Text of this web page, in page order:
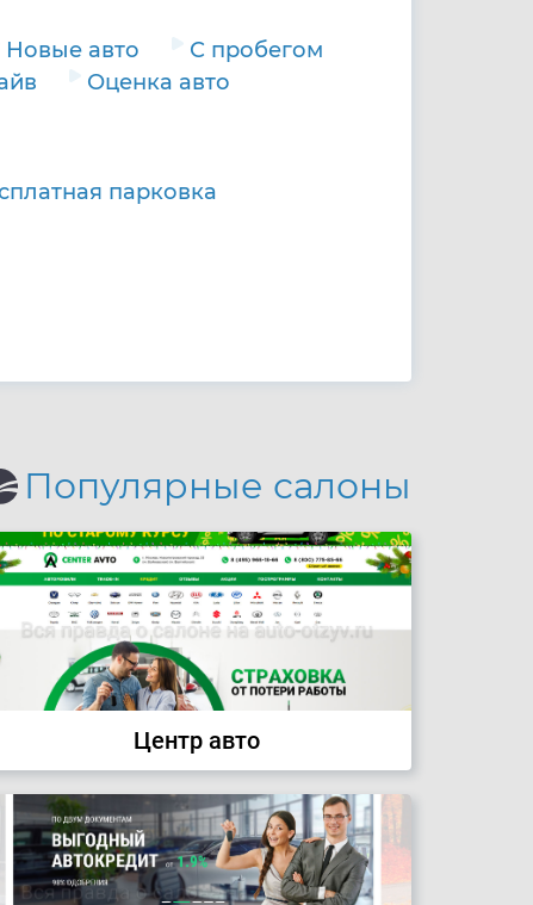
Новые авто
С пробегом
Оценка авто
парковка
Популярные салоны
Центр авто